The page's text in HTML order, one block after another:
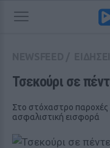
Τσεκούρι σε
Στο στόχαστρο παροχές
ασφαλιστική εισφορά